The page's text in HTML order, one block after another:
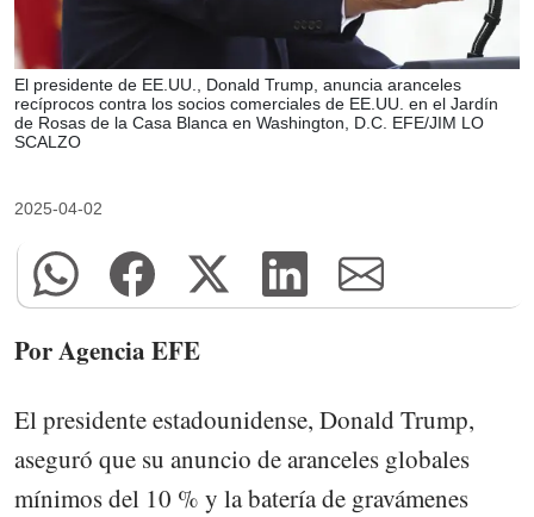
El presidente de EE.UU., Donald Trump, anuncia aranceles
recíprocos contra los socios comerciales de EE.UU. en el Jardín
de Rosas de la Casa Blanca en Washington, D.C. EFE/JIM LO
SCALZO
2025-04-02
Por Agencia EFE
El presidente estadounidense, Donald Trump,
aseguró que su anuncio de aranceles globales
mínimos del 10 % y la batería de gravámenes